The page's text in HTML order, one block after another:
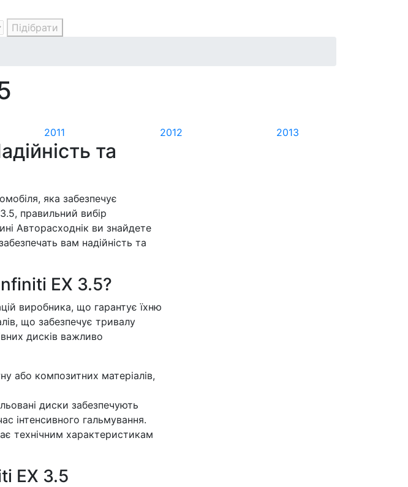
Підібрати
2011 2012 2013
та
яка забезпечує
правильний вибір
Авторасходнік ви знайдете
вам надійність та
EX 3.5?
виробника, що гарантує їхню
що забезпечує тривалу
дисків важливо
або композитних матеріалів,
диски забезпечують
інтенсивного гальмування.
технічним характеристикам
EX 3.5